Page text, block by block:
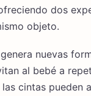
dos
objeto.
nuevas
al bebé a
cintas pueden